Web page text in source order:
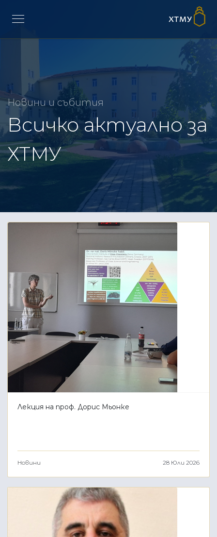
Новини и събития
Всичко актуално за
ХТМУ
Лекция на проф. Дорис Мьонке
Новини 28 Юли 2026